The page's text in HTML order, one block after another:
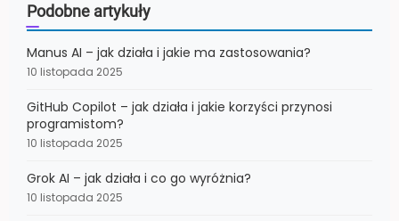
Podobne artykuły
Manus AI – jak działa i jakie ma zastosowania?
10 listopada 2025
GitHub Copilot – jak działa i jakie korzyści przynosi
programistom?
10 listopada 2025
Grok AI – jak działa i co go wyróżnia?
10 listopada 2025